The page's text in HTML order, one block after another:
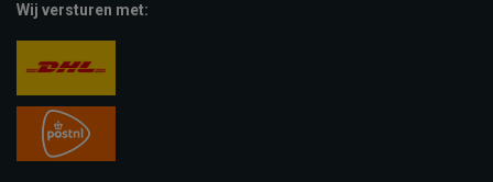
Wij versturen met: